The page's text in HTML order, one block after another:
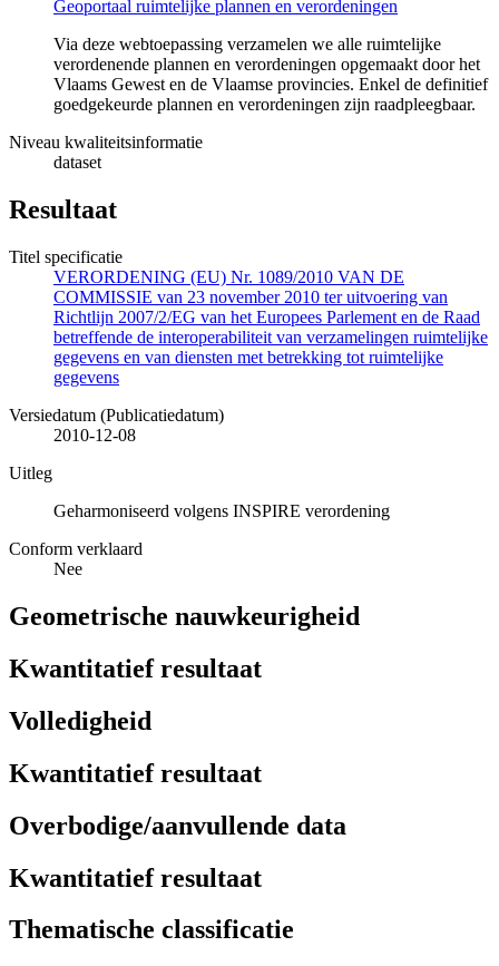
Geoportaal ruimtelijke plannen en verordeningen
Via deze webtoepassing verzamelen we alle ruimtelijke
verordenende plannen en verordeningen opgemaakt door het
Vlaams Gewest en de Vlaamse provincies. Enkel de definitief
goedgekeurde plannen en verordeningen zijn raadpleegbaar.
Niveau kwaliteitsinformatie
dataset
Resultaat
Titel specificatie
VERORDENING (EU) Nr. 1089/2010 VAN DE
COMMISSIE van 23 november 2010 ter uitvoering van
Richtlijn 2007/2/EG van het Europees Parlement en de Raad
betreffende de interoperabiliteit van verzamelingen ruimtelijke
gegevens en van diensten met betrekking tot ruimtelijke
gegevens
Versiedatum (Publicatiedatum)
2010-12-08
Uitleg
Geharmoniseerd volgens INSPIRE verordening
Conform verklaard
Nee
Geometrische nauwkeurigheid
Kwantitatief resultaat
Volledigheid
Kwantitatief resultaat
Overbodige/aanvullende data
Kwantitatief resultaat
Thematische classificatie